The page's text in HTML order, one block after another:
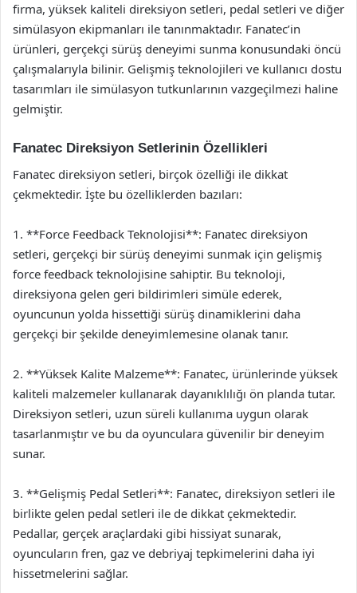
firma, yüksek kaliteli direksiyon setleri, pedal setleri ve diğer
simülasyon ekipmanları ile tanınmaktadır. Fanatec’in
ürünleri, gerçekçi sürüş deneyimi sunma konusundaki öncü
çalışmalarıyla bilinir. Gelişmiş teknolojileri ve kullanıcı dostu
tasarımları ile simülasyon tutkunlarının vazgeçilmezi haline
gelmiştir.
Fanatec Direksiyon Setlerinin Özellikleri
Fanatec direksiyon setleri, birçok özelliği ile dikkat
çekmektedir. İşte bu özelliklerden bazıları:
1. **Force Feedback Teknolojisi**: Fanatec direksiyon
setleri, gerçekçi bir sürüş deneyimi sunmak için gelişmiş
force feedback teknolojisine sahiptir. Bu teknoloji,
direksiyona gelen geri bildirimleri simüle ederek,
oyuncunun yolda hissettiği sürüş dinamiklerini daha
gerçekçi bir şekilde deneyimlemesine olanak tanır.
2. **Yüksek Kalite Malzeme**: Fanatec, ürünlerinde yüksek
kaliteli malzemeler kullanarak dayanıklılığı ön planda tutar.
Direksiyon setleri, uzun süreli kullanıma uygun olarak
tasarlanmıştır ve bu da oyunculara güvenilir bir deneyim
sunar.
3. **Gelişmiş Pedal Setleri**: Fanatec, direksiyon setleri ile
birlikte gelen pedal setleri ile de dikkat çekmektedir.
Pedallar, gerçek araçlardaki gibi hissiyat sunarak,
oyuncuların fren, gaz ve debriyaj tepkimelerini daha iyi
hissetmelerini sağlar.